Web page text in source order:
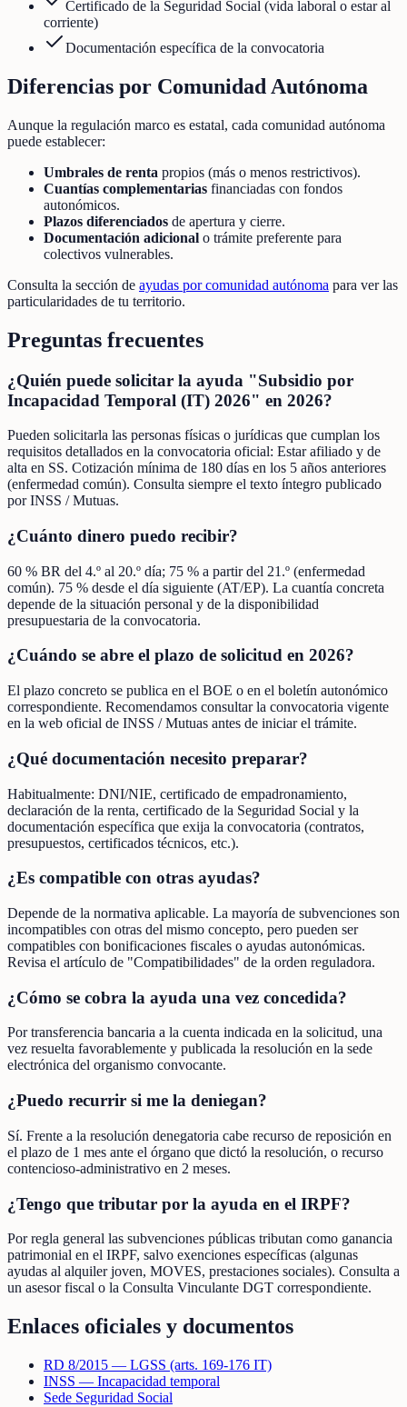
Certificado de la Seguridad Social (vida laboral o estar al
corriente)
Documentación específica de la convocatoria
Diferencias por Comunidad Autónoma
Aunque la regulación marco es estatal, cada comunidad autónoma
puede establecer:
Umbrales de renta propios (más o menos restrictivos).
Cuantías complementarias financiadas con fondos
autonómicos.
Plazos diferenciados de apertura y cierre.
Documentación adicional o trámite preferente para
colectivos vulnerables.
Consulta la sección de ayudas por comunidad autónoma para ver las
particularidades de tu territorio.
Preguntas frecuentes
¿Quién puede solicitar la ayuda "Subsidio por
Incapacidad Temporal (IT) 2026" en 2026?
Pueden solicitarla las personas físicas o jurídicas que cumplan los
requisitos detallados en la convocatoria oficial: Estar afiliado y de
alta en SS. Cotización mínima de 180 días en los 5 años anteriores
(enfermedad común). Consulta siempre el texto íntegro publicado
por INSS / Mutuas.
¿Cuánto dinero puedo recibir?
60 % BR del 4.º al 20.º día; 75 % a partir del 21.º (enfermedad
común). 75 % desde el día siguiente (AT/EP). La cuantía concreta
depende de la situación personal y de la disponibilidad
presupuestaria de la convocatoria.
¿Cuándo se abre el plazo de solicitud en 2026?
El plazo concreto se publica en el BOE o en el boletín autonómico
correspondiente. Recomendamos consultar la convocatoria vigente
en la web oficial de INSS / Mutuas antes de iniciar el trámite.
¿Qué documentación necesito preparar?
Habitualmente: DNI/NIE, certificado de empadronamiento,
declaración de la renta, certificado de la Seguridad Social y la
documentación específica que exija la convocatoria (contratos,
presupuestos, certificados técnicos, etc.).
¿Es compatible con otras ayudas?
Depende de la normativa aplicable. La mayoría de subvenciones son
incompatibles con otras del mismo concepto, pero pueden ser
compatibles con bonificaciones fiscales o ayudas autonómicas.
Revisa el artículo de "Compatibilidades" de la orden reguladora.
¿Cómo se cobra la ayuda una vez concedida?
Por transferencia bancaria a la cuenta indicada en la solicitud, una
vez resuelta favorablemente y publicada la resolución en la sede
electrónica del organismo convocante.
¿Puedo recurrir si me la deniegan?
Sí. Frente a la resolución denegatoria cabe recurso de reposición en
el plazo de 1 mes ante el órgano que dictó la resolución, o recurso
contencioso-administrativo en 2 meses.
¿Tengo que tributar por la ayuda en el IRPF?
Por regla general las subvenciones públicas tributan como ganancia
patrimonial en el IRPF, salvo exenciones específicas (algunas
ayudas al alquiler joven, MOVES, prestaciones sociales). Consulta a
un asesor fiscal o la Consulta Vinculante DGT correspondiente.
Enlaces oficiales y documentos
RD 8/2015 — LGSS (arts. 169-176 IT)
INSS — Incapacidad temporal
Sede Seguridad Social